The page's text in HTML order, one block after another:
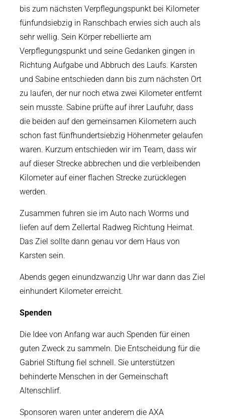
bis zum nächsten Verpflegungspunkt bei Kilometer
fünfundsiebzig in Ranschbach erwies sich auch als
sehr wellig. Sein Körper rebellierte am
Verpflegungspunkt und seine Gedanken gingen in
Richtung Aufgabe und Abbruch des Laufs. Karsten
und Sabine entschieden dann bis zum nächsten Ort
zu laufen, der nur noch etwa zwei Kilometer entfernt
sein musste. Sabine prüfte auf ihrer Laufuhr, dass
die beiden auf den gemeinsamen Kilometern auch
schon fast fünfhundertsiebzig Höhenmeter gelaufen
waren. Kurzum entschieden wir im Team, dass wir
auf dieser Strecke abbrechen und die verbleibenden
Kilometer auf einer flachen Strecke zurücklegen
werden.
Zusammen fuhren sie im Auto nach Worms und
liefen auf dem Zellertal Radweg Richtung Heimat.
Das Ziel sollte dann genau vor dem Haus von
Karsten sein.
Abends gegen einundzwanzig Uhr war dann das Ziel
einhundert Kilometer erreicht.
Spenden
Die Idee von Anfang war auch Spenden für einen
guten Zweck zu sammeln. Die Entscheidung für die
Gabriel Stiftung fiel schnell. Sie unterstützen
behinderte Menschen in der Gemeinschaft
Altenschlirf.
Sponsoren waren unter anderem die AXA